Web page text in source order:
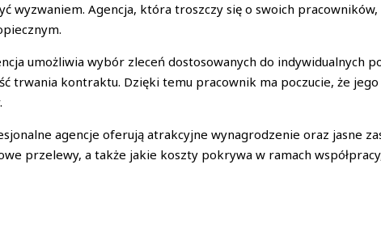
wyzwaniem. Agencja, która troszczy się o swoich
umożliwia wybór zleceń dostosowanych do indywidualnych
trwania kontraktu. Dzięki temu pracownik ma poczucie, że
agencje oferują atrakcyjne wynagrodzenie oraz jasne
przelewy, a także jakie koszty pokrywa w ramach